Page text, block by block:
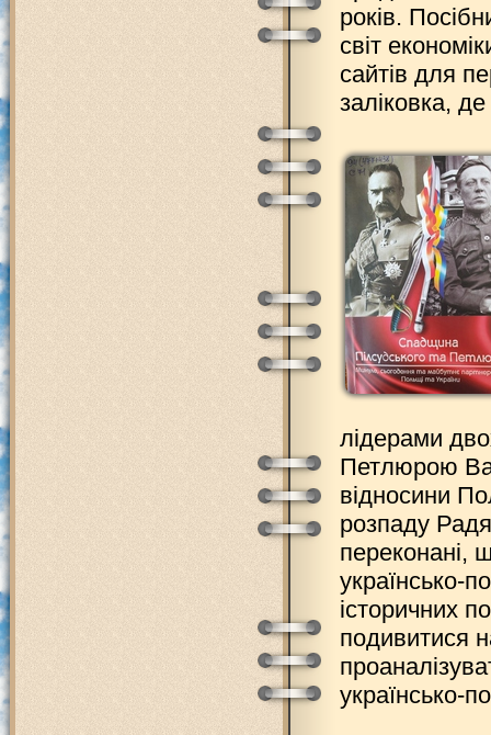
років.
світ
сайтів для
заліковка,
лідерами
Петлюрою
відносини
розпаду
переконані,
українсько-
історичних
подивитися
українсько-